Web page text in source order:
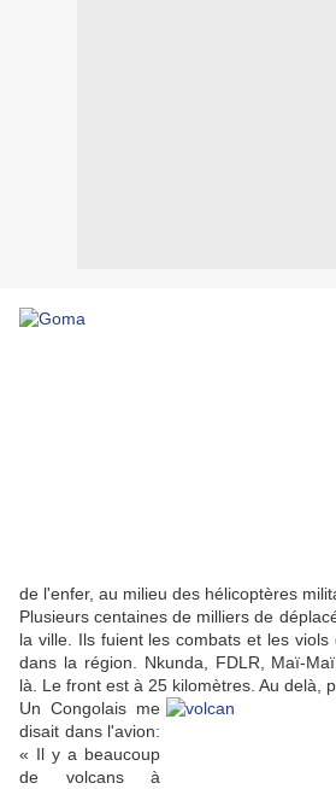
de l'enfer, au milieu des hélicoptères
Plusieurs centaines de milliers de
la ville. Ils fuient les combats et les
dans la région. Nkunda, FDLR, Maï-
là. Le front est à 25 kilomètres. Au delà,
Un Congolais me
disait dans l'avion:
« Il y a beaucoup
de volcans à